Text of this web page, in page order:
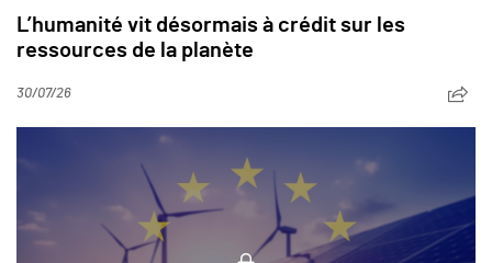
L’humanité vit désormais à crédit sur les
ressources de la planète
30/07/26